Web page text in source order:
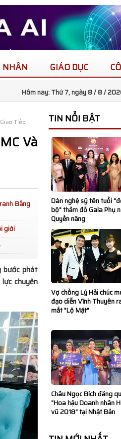
NHÂN GIÁO DỤC
Hôm nay: Thứ 7, ngày 8 / 8 /
Tiếp
Và
Bằng
giới
phát
chuyên
TIN NỔI BẬT
Dàn nghệ sỹ tên tuổi
bộ" thảm đỏ Gala Phụ
Quyền năng
Vợ chồng Lý Hải chúc
đạo diễn Vĩnh Thuyên
mắt "Lộ Mặt"
Châu Ngọc Bích đăng
"Hoa hậu Doanh nhân
vũ 2018" tại Nhật Bản